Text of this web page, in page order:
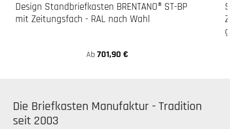
Design Standbriefkasten BRENTANO® ST-BP
mit Zeitungsfach - RAL nach Wahl
Ab 701,90 €
Die Briefkasten Manufaktur - Tradition
seit 2003